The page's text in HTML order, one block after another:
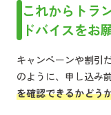
これからトラ
ドバイスをお
キャンペーンや割引
のように、申し込み
を確認できるかどう